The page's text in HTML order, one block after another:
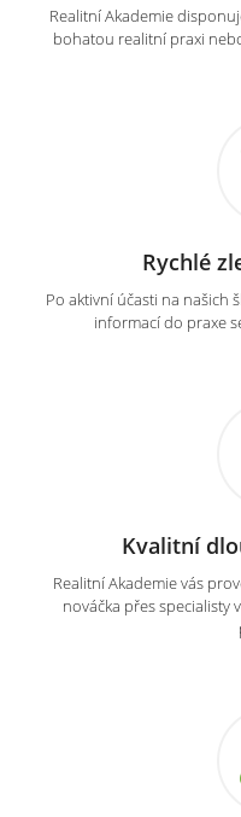
Realitní Akademie
bohatou realitní praxi
Rychlé
Po aktivní účasti na našich
informací do praxe
Kvalitní
Realitní Akademie vás
nováčka přes specialisty